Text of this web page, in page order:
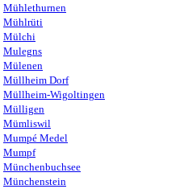
Mühlethurnen
Mühlrüti
Mülchi
Mulegns
Mülenen
Müllheim Dorf
Müllheim-Wigoltingen
Mülligen
Mümliswil
Mumpé Medel
Mumpf
Münchenbuchsee
Münchenstein